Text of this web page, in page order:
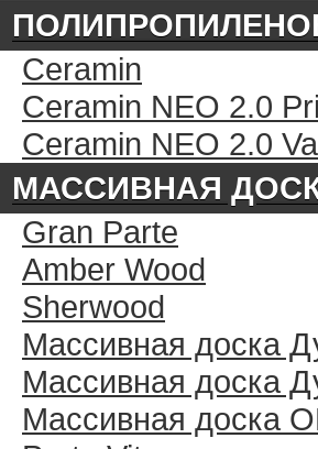
Ceramin
Ceramin NEO 2.0
Ceramin NEO 2.0
МАССИВНАЯ
Gran Parte
Amber Wood
Sherwood
Массивная доска
Массивная доска
Массивная доска